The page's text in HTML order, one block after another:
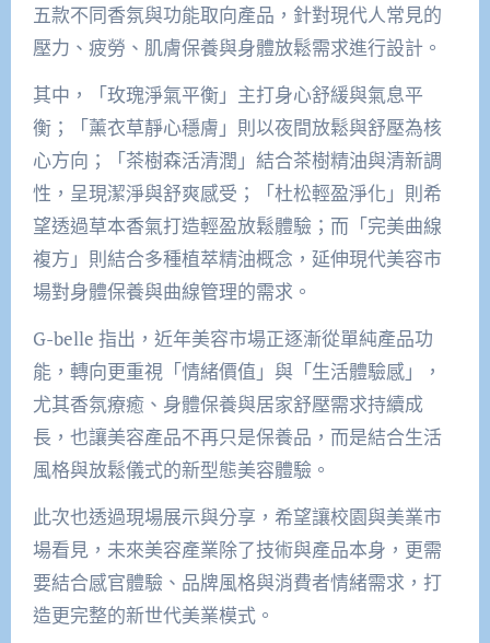
五款不同香氛與功能取向產品，針對現代人常見的
壓力、疲勞、肌膚保養與身體放鬆需求進行設計。
其中，「玫瑰淨氣平衡」主打身心舒緩與氣息平
衡；「薰衣草靜心穩膚」則以夜間放鬆與舒壓為核
心方向；「茶樹森活清潤」結合茶樹精油與清新調
性，呈現潔淨與舒爽感受；「杜松輕盈淨化」則希
望透過草本香氣打造輕盈放鬆體驗；而「完美曲線
複方」則結合多種植萃精油概念，延伸現代美容市
場對身體保養與曲線管理的需求。
G-belle 指出，近年美容市場正逐漸從單純產品功
能，轉向更重視「情緒價值」與「生活體驗感」，
尤其香氛療癒、身體保養與居家舒壓需求持續成
長，也讓美容產品不再只是保養品，而是結合生活
風格與放鬆儀式的新型態美容體驗。
此次也透過現場展示與分享，希望讓校園與美業市
場看見，未來美容產業除了技術與產品本身，更需
要結合感官體驗、品牌風格與消費者情緒需求，打
造更完整的新世代美業模式。